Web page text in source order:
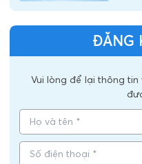
ĐĂNG
Vui lòng để lại thông tin